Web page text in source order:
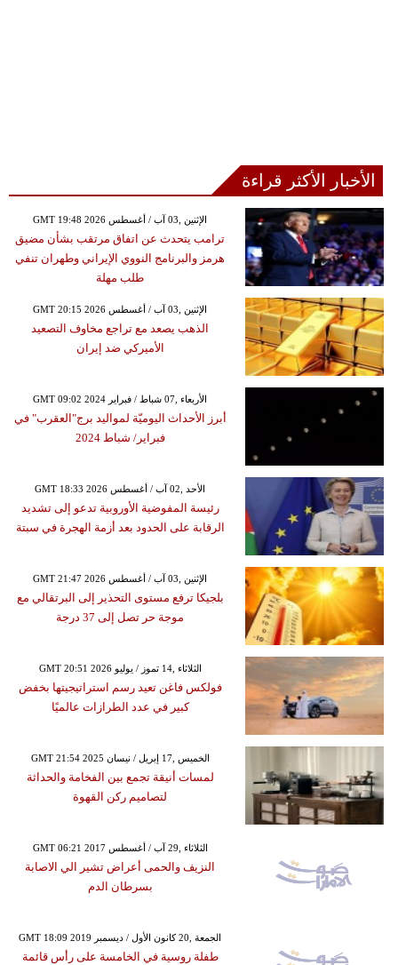
الأخبار الأكثر قراءة
GMT 19:48 2026 الإثنين ,03 آب / أغسطس
ترامب يتحدث عن اتفاق مرتقب بشأن مضيق
هرمز والبرنامج النووي الإيراني وطهران تنفي
طلب مهلة
GMT 20:15 2026 الإثنين ,03 آب / أغسطس
الذهب يصعد مع تراجع مخاوف التصعيد
الأميركي ضد إيران
GMT 09:02 2024 الأربعاء ,07 شباط / فبراير
أبرز الأحداث اليوميّة لمواليد برج"العقرب" في
فبراير/ شباط 2024
GMT 18:33 2026 الأحد ,02 آب / أغسطس
رئيسة المفوضية الأوروبية تدعو إلى تشديد
الرقابة على الحدود بعد أزمة الهجرة في سبتة
GMT 21:47 2026 الإثنين ,03 آب / أغسطس
بلجيكا ترفع مستوى التحذير إلى البرتقالي مع
موجة حر تصل إلى 37 درجة
GMT 20:51 2026 الثلاثاء ,14 تموز / يوليو
فولكس فاغن تعيد رسم استراتيجيتها بخفض
كبير في عدد الطرازات عالميًا
GMT 21:54 2025 الخميس ,17 إبريل / نيسان
لمسات أنيقة تجمع بين الفخامة والحداثة
لتصاميم ركن القهوة
GMT 06:21 2017 الثلاثاء ,29 آب / أغسطس
النزيف والحمى أعراض تشير الي الاصابة
بسرطان الدم
GMT 18:09 2019 الجمعة ,20 كانون الأول / ديسمبر
طفلة روسية في الخامسة على رأس قائمة